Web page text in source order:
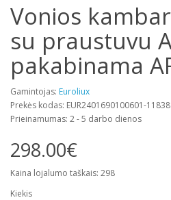
Vonios
su praustuvu
pakabinama
Gamintojas: Euroliux
Prekės kodas: EUR2401690100601-
Prieinamumas: 2 - 5 darbo dienos
298.00€
Kaina lojalumo taškais: 298
Kiekis